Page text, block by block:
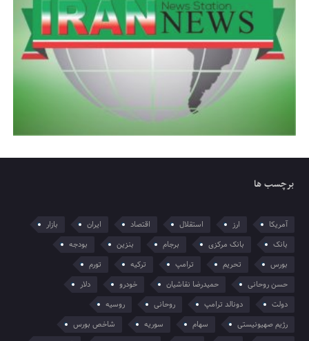
برچسب ها
آمریکا ارز استقلال اقتصاد ایران
بازار
بانک
بانک مرکزی برجام بنزین
بودجه
بورس
تحریم ترامپ ترکیه
تورم
حسن روحانی
حمیدرضا نقاشیان خودرو
دلار
دولت
دونالد ترامپ روحانی
روسیه
رژیم صهیونیستی
سهام سوریه
شاخص بورس